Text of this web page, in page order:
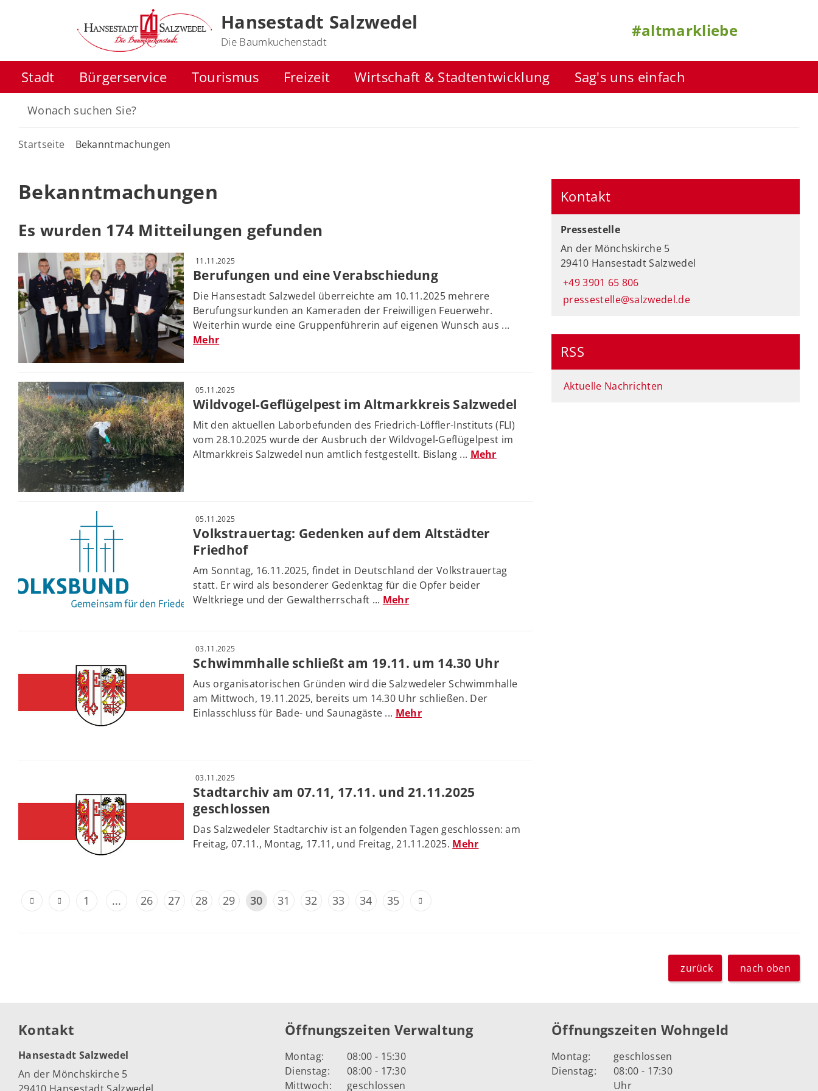
Hansestadt Salzwedel
Die Baumkuchenstadt
#altmarkliebe
Stadt Bürgerservice Tourismus Freizeit Wirtschaft & Stadtentwicklung Sag's uns einfach
Startseite Bekanntmachungen
Bekanntmachungen
Es wurden 174 Mitteilungen gefunden
11.11.2025
Berufungen und eine Verabschiedung
Die Hansestadt Salzwedel überreichte am 10.11.2025 mehrere
Berufungsurkunden an Kameraden der Freiwilligen Feuerwehr.
Weiterhin wurde eine Gruppenführerin auf eigenen Wunsch aus ...
Mehr
05.11.2025
Wildvogel-Geflügelpest im Altmarkkreis Salzwedel
Mit den aktuellen Laborbefunden des Friedrich-Löffler-Instituts (FLI)
vom 28.10.2025 wurde der Ausbruch der Wildvogel-Geflügelpest im
Altmarkkreis Salzwedel nun amtlich festgestellt. Bislang ... Mehr
05.11.2025
Volkstrauertag: Gedenken auf dem Altstädter
Friedhof
Am Sonntag, 16.11.2025, findet in Deutschland der Volkstrauertag
statt. Er wird als besonderer Gedenktag für die Opfer beider
Weltkriege und der Gewaltherrschaft ... Mehr
03.11.2025
Schwimmhalle schließt am 19.11. um 14.30 Uhr
Aus organisatorischen Gründen wird die Salzwedeler Schwimmhalle
am Mittwoch, 19.11.2025, bereits um 14.30 Uhr schließen. Der
Einlasschluss für Bade- und Saunagäste ... Mehr
03.11.2025
Stadtarchiv am 07.11, 17.11. und 21.11.2025
geschlossen
Das Salzwedeler Stadtarchiv ist an folgenden Tagen geschlossen: am
Freitag, 07.11., Montag, 17.11, und Freitag, 21.11.2025. Mehr
1 ... 26 27 28 29 30 31 32 33 34 35
Kontakt
Pressestelle
An der Mönchskirche 5
29410 Hansestadt Salzwedel
+49 3901 65 806
pressestelle@salzwedel.de
RSS
Aktuelle Nachrichten
zurück nach oben
Kontakt
Hansestadt Salzwedel
An der Mönchskirche 5
Öffnungszeiten Verwaltung
Montag:
08:00 - 15:30
Dienstag:
08:00 - 17:30
Mittwoch:
geschlossen
Öffnungszeiten Wohngeld
Montag:
geschlossen
Dienstag:
08:00 - 17:30
Uhr